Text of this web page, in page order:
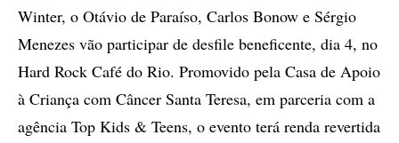
Winter, o Otávio de Paraíso, Carlos Bonow e Sérgio
Menezes vão participar de desfile beneficente, dia 4, no
Hard Rock Café do Rio. Promovido pela Casa de Apoio
à Criança com Câncer Santa Teresa, em parceria com a
agência Top Kids & Teens, o evento terá renda revertida